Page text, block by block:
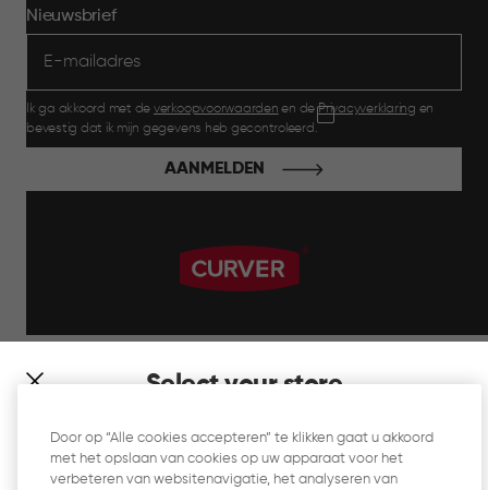
Select your store
which store would you like to shop?
Nieuwsbrief
Ik ga akkoord met de verkoopvoorwaarden en dePrivacyverklaring en
bevestig dat ik mijn gegevens heb gecontroleerd.
AANMELDEN
Website Gebruiksvoorwaarden
Door op “Alle cookies accepteren” te klikken gaat u akkoord
met het opslaan van cookies op uw apparaat voor het
verbeteren van websitenavigatie, het analyseren van